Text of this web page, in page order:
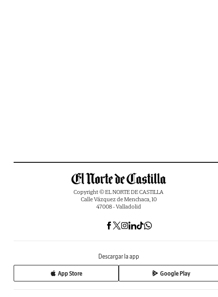
Copyright © EL NORTE DE CASTILLA
Calle Vázquez de Menchaca, 10
47008 - Valladolid
Descargar la app
App Store Google Play